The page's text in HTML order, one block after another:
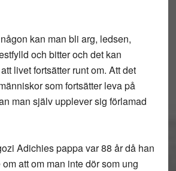
kan man bli arg, ledsen,
och bitter och det kan
livet fortsätter runt om. Att det
som fortsätter leva på
man själv upplever sig förlamad
Adichies pappa var 88 år då han
att om man inte dör som ung